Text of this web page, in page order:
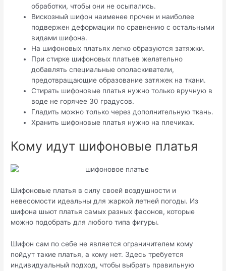
обработки, чтобы они не осыпались.
Вискозный шифон наименее прочен и наиболее
подвержен деформации по сравнению с остальными
видами шифона.
На шифоновых платьях легко образуются затяжки.
При стирке шифоновых платьев желательно
добавлять специальные ополаскиватели,
предотвращающие образование затяжек на ткани.
Стирать шифоновые платья нужно только вручную в
воде не горячее 30 градусов.
Гладить можно только через дополнительную ткань.
Хранить шифоновые платья нужно на плечиках.
Кому идут шифоновые платья
Шифоновые платья в силу своей воздушности и
невесомости идеальны для жаркой летней погоды. Из
шифона шьют платья самых разных фасонов, которые
можно подобрать для любого типа фигуры.
Шифон сам по себе не является ограничителем кому
пойдут такие платья, а кому нет. Здесь требуется
индивидуальный подход, чтобы выбрать правильную